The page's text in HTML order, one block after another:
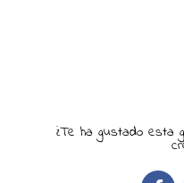
¿Te ha gustado esta